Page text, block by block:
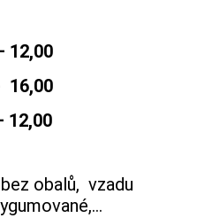
obalů, vzadu
…